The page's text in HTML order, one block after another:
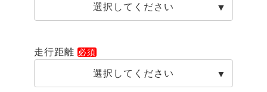
選択してください
走行距離
選択してください